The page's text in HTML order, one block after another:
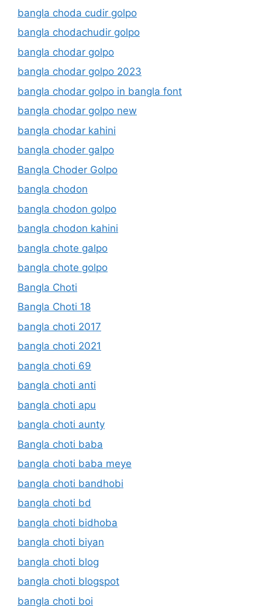
bangla choda cudir golpo
bangla chodachudir golpo
bangla chodar golpo
bangla chodar golpo 2023
bangla chodar golpo in bangla font
bangla chodar golpo new
bangla chodar kahini
bangla choder galpo
Bangla Choder Golpo
bangla chodon
bangla chodon golpo
bangla chodon kahini
bangla chote galpo
bangla chote golpo
Bangla Choti
Bangla Choti 18
bangla choti 2017
bangla choti 2021
bangla choti 69
bangla choti anti
bangla choti apu
bangla choti aunty
Bangla choti baba
bangla choti baba meye
bangla choti bandhobi
bangla choti bd
bangla choti bidhoba
bangla choti biyan
bangla choti blog
bangla choti blogspot
bangla choti boi